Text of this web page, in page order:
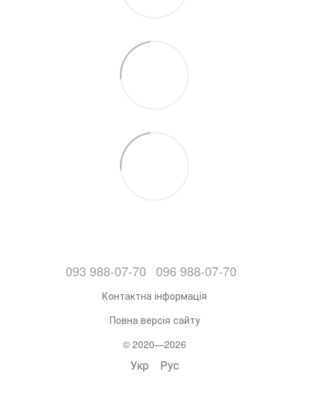
093 988-07-70 096 988-07-70
Контактна інформація
Повна версія сайту
© 2020—2026
Укр Рус